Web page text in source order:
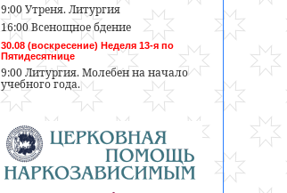
9:00 Утреня. Литургия
16:00 Всенощное бдение
30.08 (воскресение) Неделя 13-я по
Пятидесятнице
9:00 Литургия. Молебен на начало
учебного года.